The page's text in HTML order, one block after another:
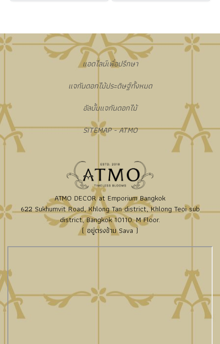
แอดไลน์เพื่อปรึกษา
แจกันดอกไม้ประดิษฐ์ทั้งหมด
อัลบั้มแจกันดอกไม้
SITEMAP - ATMO
ATMO DECOR at Emporium Bangkok
622 Sukhumvit Road, Khlong Tan district, Khlong Teoi sub
district, Bangkok 10110. M Floor.
( อยู่ตรงข้าม Sava )